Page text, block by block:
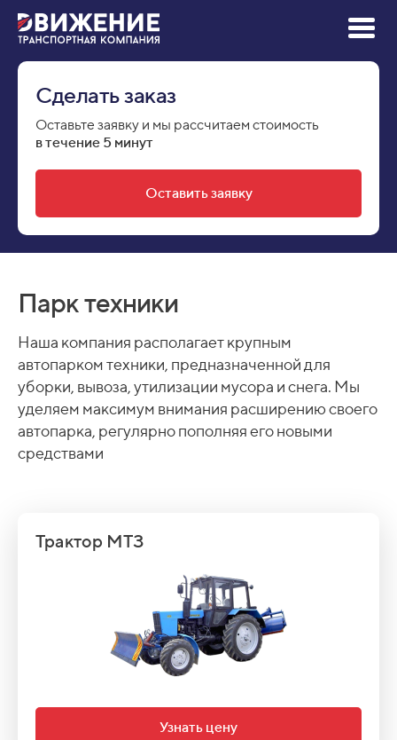
Сделать заказ
Оставьте заявку и мы рассчитаем стоимость
втечение 5 минут
Оставить заявку
Парк техники
Наша компания располагает крупным
автопарком техники, предназначенной для
уборки, вывоза, утилизации мусора и снега. Мы
уделяем максимум внимания расширению своего
автопарка, регулярно пополняя его новыми
средствами
Трактор МТЗ
Узнать цену